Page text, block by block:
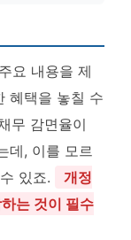
요 내용을 제
혜택을 놓칠 수
무 감면율이
데, 이를 모르
있죠.
개정
는 것이 필수